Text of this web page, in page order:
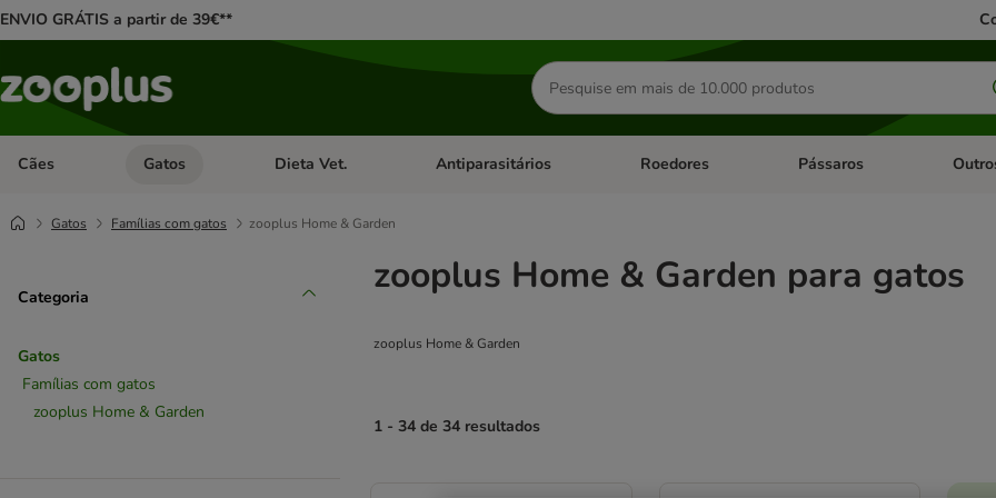
ENVIO GRÁTIS a partir de 39€**
Pesquisar
produtos
Cães Abrir menu de categoria: Cães
Gatos Abrir menu de categoria: Gatos
Dieta Vet. Abrir menu de categoria: Dieta Vet.
Antiparasitários Abrir menu de categoria: Antiparasitários
Roedores Abrir menu de categoria:
Pássaros Abrir
Gatos Famílias com gatos zooplus Home & Garden
Categoria
Gatos
Famílias com gatos
zooplus Home & Garden
zooplus Home & Garden para gatos
zooplus Home & Garden
1 - 34 de 34 resultados